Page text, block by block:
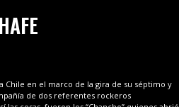
Chile en el marco de la gira de su séptimo y
de dos referentes rockeros